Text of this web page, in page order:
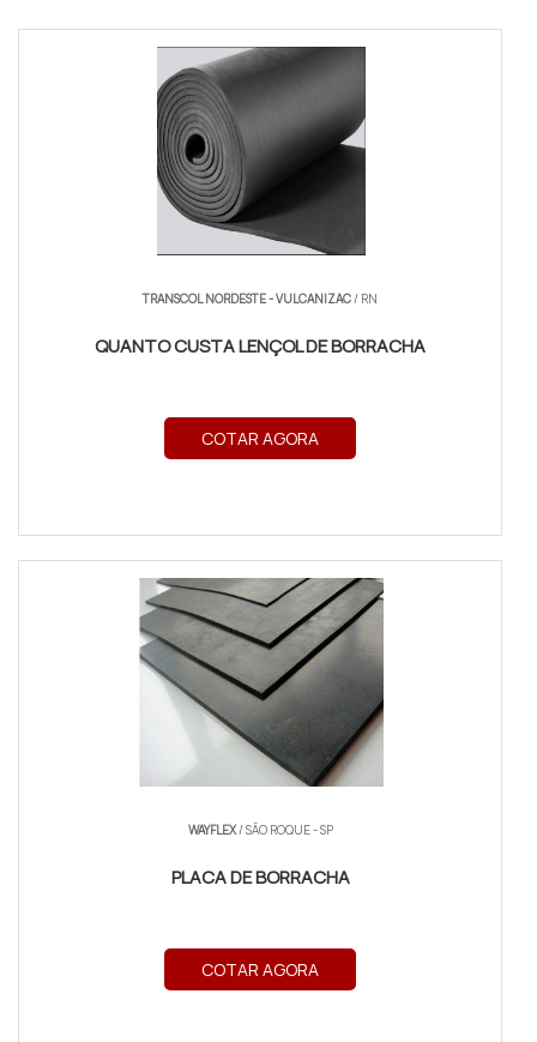
TRANSCOL NORDESTE - VULCANIZAC/ RN
QUANTO CUSTA LENÇOL DE BORRACHA
COTAR AGORA
WAYFLEX/ SÃO ROQUE - SP
PLACA DE BORRACHA
COTAR AGORA